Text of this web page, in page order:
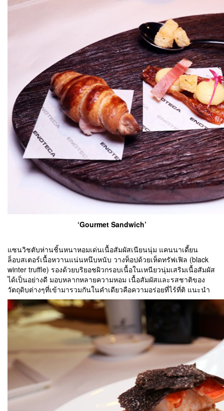
‘Gourmet Sandwich’
แซนวิชตับห่านชิ้นหนาหอมเด่นเนื้อสัมผัสเนียนนุ่ม แคนนาเดี้ยน
ล็อบสเตอร์เนื้อหวานแน่นหนึบหนับ วางท็อปด้วยเห็ดทรัฟเฟิล (black
winter truffle) รองด้วยบริยอชผิวกรอบเนื้อในเหนียวนุ่มเสริมเนื้อสัมผัส
ได้เป็นอย่างดี มอบหลากหลายความหอม เนื้อสัมผัสและรสชาติของ
วัตถุดิบต่างๆที่เข้ามารวมกันในคำเดียวคือความอร่อยที่ไร้ที่ติ แนะนำ